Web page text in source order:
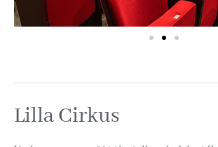
Lilla Cirkus